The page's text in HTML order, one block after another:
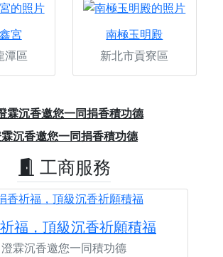
宮
潭區
南極玉明殿
新北市貢寮區
沉香邀您一同捐香積功德
工商服務
福，頂級沉香祈願積福
澄霖沉香邀您一同積功德